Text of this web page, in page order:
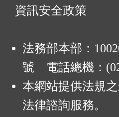
資訊安全政策
法務部本部：
號 電話總機：
本網站提供法規
法律諮詢服務。